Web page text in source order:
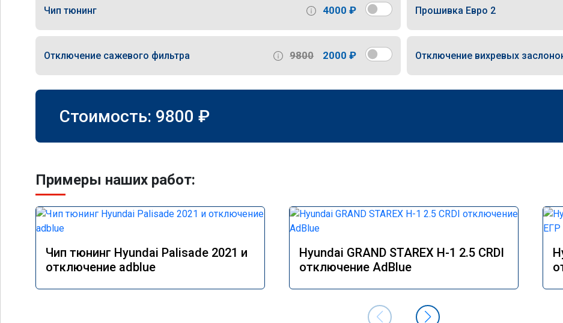
Чип тюнинг 4000 ₽ Прошивка Евро 2
Отключение сажевого фильтра 9800 2000 ₽ Отключение вихревых
Стоимость: 9800 ₽
Примеры наших работ:
Чип тюнинг Hyundai Palisade 2021 и
отключение adblue
Hyundai GRAND STAREX H-1 2.5 CRDI
отключение AdBlue